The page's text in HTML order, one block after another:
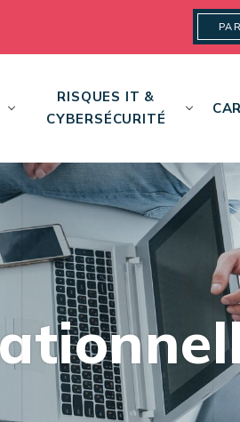
RISQUES IT &
CYBERSÉCURITÉ